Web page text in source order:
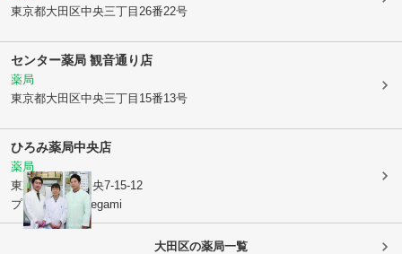
東京都大田区中央三丁目26番22号
センター薬局 観音通り店
薬局
東京都大田区中央三丁目15番13号
ひろみ薬局中央店
薬局
東京都大田区中央7-15-12
プラムテラスIkegami
大田区の薬局一覧